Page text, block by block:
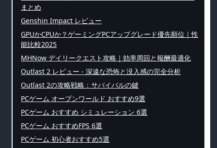
まとめ
Genshin Impact レビュー
GPUかCPUか？ゲーミングPCアップグレード優先順位｜性
能比較2025
MHNow デイリークエスト攻略｜効率周回と報酬最適化
Outlast 2 レビュー - 深遠な恐怖と没入感の完全分析
Outlast 2の攻略戦略：サバイバルの鍵
PCゲーム オープンワールド おすすめ9選
PCゲーム おすすめ シミュレーション 6選
PCゲーム おすすめFPS 6選
PCゲーム 初心者おすすめ5選